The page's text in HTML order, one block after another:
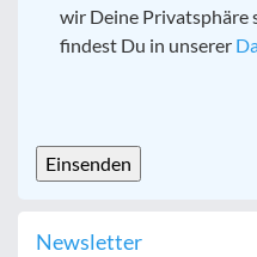
wir Deine Privatsphäre
findest Du in unserer
Newsletter